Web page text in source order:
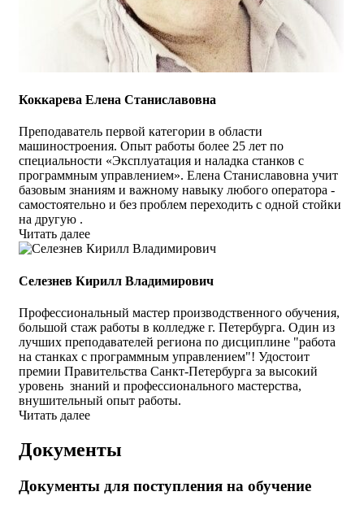
Коккарева Елена Станиславовна
Преподаватель первой категории в области
машиностроения. Опыт работы более 25 лет по
специальности «Эксплуатация и наладка станков с
программным управлением». Елена Станиславовна учит
базовым знаниям и важному навыку любого оператора -
самостоятельно и без проблем переходить с одной стойки
на другую .
Читать далее
Селезнев Кирилл Владимирович
Профессиональный мастер производственного обучения,
большой стаж работы в колледже г. Петербурга. Один из
лучших преподавателей региона по дисциплине "работа
на станках с программным управлением"! Удостоит
премии Правительства Санкт-Петербурга за высокий
уровень знаний и профессионального мастерства,
внушительный опыт работы.
Читать далее
Документы
Документы для поступления на обучение